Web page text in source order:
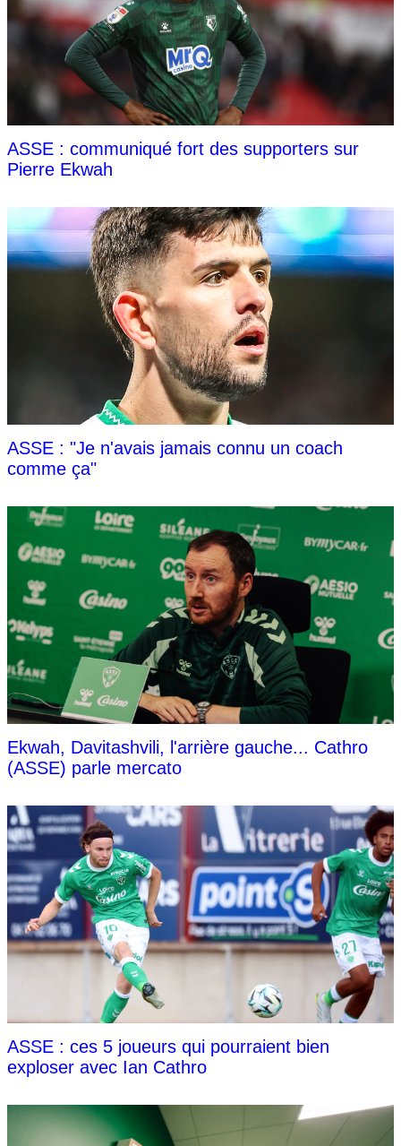
ASSE : communiqué fort des supporters sur
Pierre Ekwah
ASSE : "Je n'avais jamais connu un coach
comme ça"
Ekwah, Davitashvili, l'arrière gauche... Cathro
(ASSE) parle mercato
ASSE : ces 5 joueurs qui pourraient bien
exploser avec Ian Cathro